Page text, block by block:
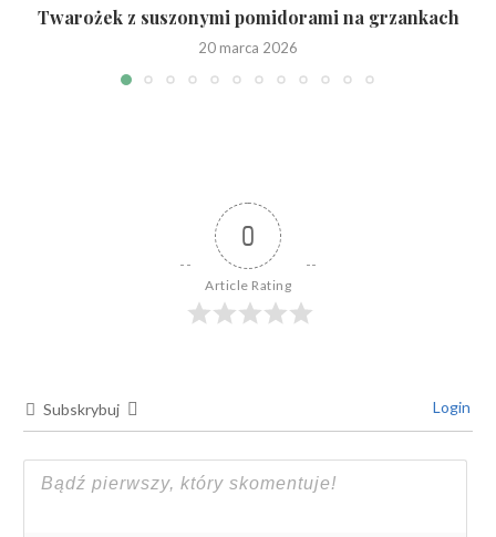
Twarożek z suszonymi pomidorami na grzankach
20 marca 2026
0
Article Rating
Subskrybuj Login